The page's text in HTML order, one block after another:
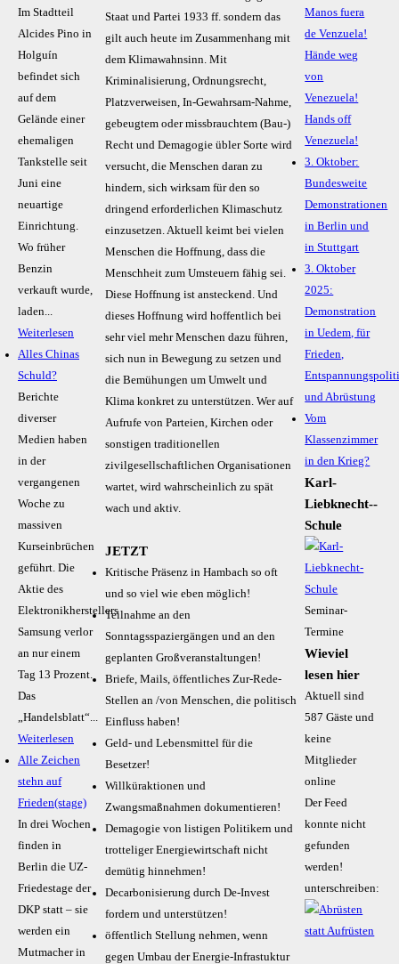
Im Stadtteil
Alcides Pino in
Holguín
befindet sich
auf dem
Gelände einer
ehemaligen
Tankstelle seit
Juni eine
neuartige
Einrichtung.
Wo früher
Benzin
verkauft wurde,
laden...
Weiterlesen
Alles Chinas
Schuld?
Berichte
diverser
Medien haben
in der
vergangenen
Woche zu
massiven
Kurseinbrüchen
geführt. Die
Aktie des
Elektronikherstellers
Samsung verlor
an nur einem
Tag 13 Prozent.
Das
„Handelsblatt“...
Weiterlesen
Alle Zeichen
stehn auf
Frieden(stage)
In drei Wochen
finden in
Berlin die UZ-
Friedestage der
DKP statt – sie
werden ein
Mutmacher in
Staat und Partei 1933 ff. sondern das
gilt auch heute im Zusammenhang mit
dem Klimawahnsinn. Mit
Kriminalisierung, Ordnungsrecht,
Platzverweisen, In-Gewahrsam-Nahme,
gebeugtem oder missbrauchtem (Bau-)
Recht und Demagogie übler Sorte wird
versucht, die Menschen daran zu
hindern, sich wirksam für den so
dringend erforderlichen Klimaschutz
einzusetzen. Aktuell keimt bei vielen
Menschen die Hoffnung, dass die
Menschheit zum Umsteuern fähig sei.
Diese Hoffnung ist ansteckend. Und
dieses Hoffnung wird hoffentlich bei
sehr viel mehr Menschen dazu führen,
sich nun in Bewegung zu setzen und
die Bemühungen um Umwelt und
Klima konkret zu unterstützen. Wer auf
Aufrufe von Parteien, Kirchen oder
sonstigen traditionellen
zivilgesellschaftlichen Organisationen
wartet, wird wahrscheinlich zu spät
wach und aktiv.
JETZT
Kritische Präsenz in Hambach so oft
und so viel wie eben möglich!
Teilnahme an den
Sonntagsspaziergängen und an den
geplanten Großveranstaltungen!
Briefe, Mails, öffentliches Zur-Rede-
Stellen an /von Menschen, die politisch
Einfluss haben!
Geld- und Lebensmittel für die
Besetzer!
Willküraktionen und
Zwangsmaßnahmen dokumentieren!
Demagogie von listigen Politikern und
trotteliger Energiewirtschaft nicht
demütig hinnehmen!
Decarbonisierung durch De-Invest
fordern und unterstützen!
öffentlich Stellung nehmen, wenn
gegen Umbau der Energie-Infrastuktur
Manos fuera
de Venzuela!
Hände weg
von
Venezuela!
Hands off
Venezuela!
3. Oktober:
Bundesweite
Demonstrationen
in Berlin und
in Stuttgart
3. Oktober
2025:
Demonstration
in Uedem, für
Frieden,
und Abrüstung
Vom
Klassenzimmer
in den Krieg?
Karl-
Liebknecht-­
Schule
Seminar-
Termine
Wieviel
lesen hier
Aktuell sind
587 Gäste und
keine
Mitglieder
online
Der Feed
konnte nicht
gefunden
werden!
unterschreiben: